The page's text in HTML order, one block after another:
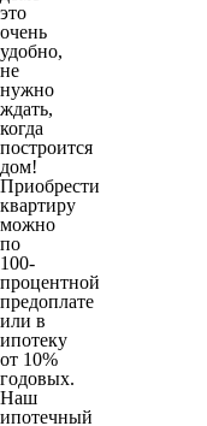
это
очень
удобно,
не
нужно
ждать,
когда
построится
дом!
Приобрести
квартиру
можно
по
100-
процентной
предоплате
или в
ипотеку
от 10%
годовых.
Наш
ипотечный